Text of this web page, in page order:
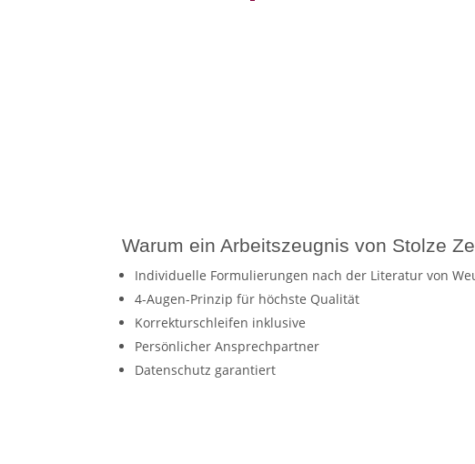
Warum ein Arbeitszeugnis von Stolze
Individuelle Formulierungen nach der Literatur von
4-Augen-Prinzip für höchste Qualität
Korrekturschleifen inklusive
Persönlicher Ansprechpartner
Datenschutz garantiert